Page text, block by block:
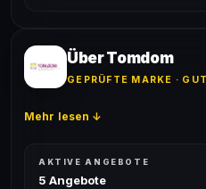
Erfolgsquote wird bei
Über Tomdom
GEPRÜFTE MARKE ·
Mehr lesen ↓
AKTIVE ANGEBOTE
5 Angebote